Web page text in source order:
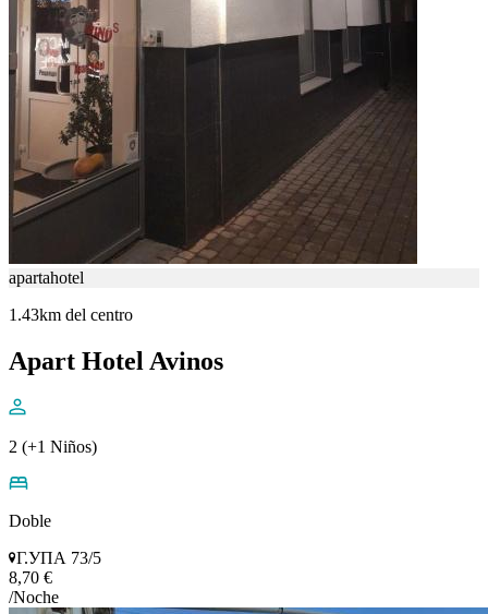
apartahotel
1.43km del centro
Apart Hotel Avinos
2 (+1 Niños)
Doble
Г.УПА 73/5
8,70 €
/Noche